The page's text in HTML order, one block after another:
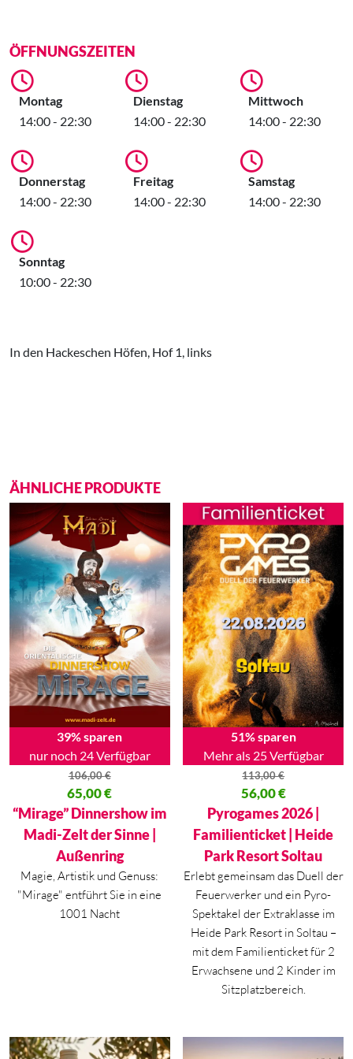
ÖFFNUNGSZEITEN
Montag
14:00 - 22:30
Dienstag
14:00 - 22:30
Mittwoch
14:00 - 22:30
Donnerstag
14:00 - 22:30
Freitag
14:00 - 22:30
Samstag
14:00 - 22:30
Sonntag
10:00 - 22:30
In den Hackeschen Höfen, Hof 1, links
ÄHNLICHE PRODUKTE
39% sparen
nur noch 24 Verfügbar
106,00€
Ursprünglicher Preis war: 106,00 €
65,00€
Aktueller Preis ist: 65,00 €.
“Mirage” Dinnershow im
Madi-Zelt der Sinne |
Außenring
Magie, Artistik und Genuss:
"Mirage" entführt Sie in eine
1001 Nacht
51% sparen
Mehr als 25 Verfügbar
113,00€
Ursprünglicher Preis war:
56,00€
Aktueller Preis ist: 56,00 €.
Pyrogames 2026 |
Familienticket | Heide
Park Resort Soltau
Erlebt gemeinsam das Duell der
Feuerwerker und ein Pyro-
Spektakel der Extraklasse im
Heide Park Resort in Soltau –
mit dem Familienticket für 2
Erwachsene und 2 Kinder im
Sitzplatzbereich.